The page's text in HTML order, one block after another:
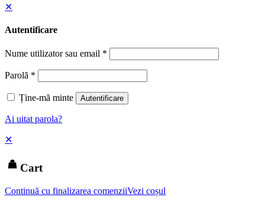
✕
Autentificare
Nume utilizator sau email *
Parolă *
Ține-mă minte Autentificare
Ai uitat parola?
✕
Cart
Continuă cu finalizarea comenziiVezi coșul